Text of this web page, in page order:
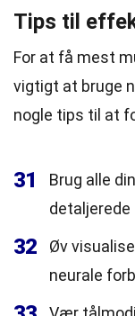
Tips til
For at få mest
vigtigt at bruge
nogle tips til at
31
Brug alle
detaljerede
32
Øv
neurale